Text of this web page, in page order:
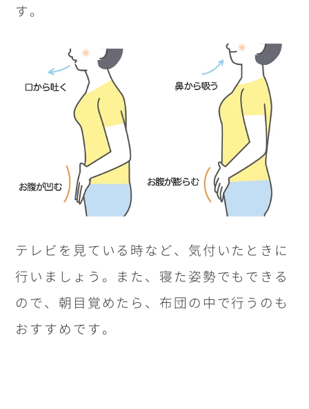
す。
テレビを見ている時など、気付いたときに
行いましょう。また、寝た姿勢でもできる
ので、朝目覚めたら、布団の中で行うのも
おすすめです。